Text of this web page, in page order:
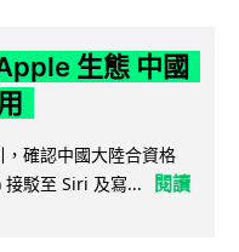
生態 中國
確認中國大陸合資格
駁至 Siri 及寫...
閱讀